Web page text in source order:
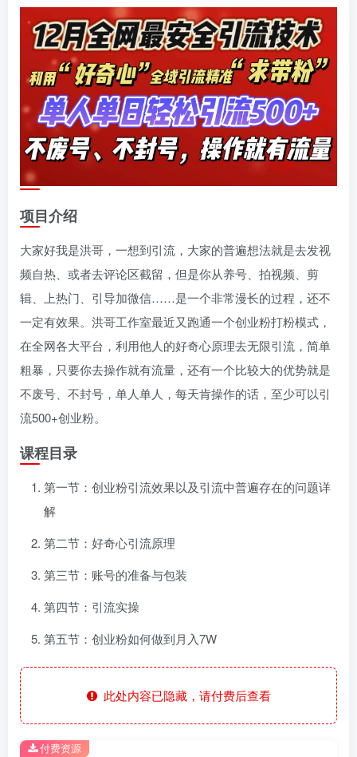
项目介绍
大家好我是洪哥，一想到引流，大家的普遍想法就是去发视
频自热、或者去评论区截留，但是你从养号、拍视频、剪
辑、上热门、引导加微信……是一个非常漫长的过程，还不
一定有效果。洪哥工作室最近又跑通一个创业粉打粉模式，
在全网各大平台，利用他人的好奇心原理去无限引流，简单
粗暴，只要你去操作就有流量，还有一个比较大的优势就是
不废号、不封号，单人单人，每天肯操作的话，至少可以引
流500+创业粉。
课程目录
第一节：创业粉引流效果以及引流中普遍存在的问题详
解
第二节：好奇心引流原理
第三节：账号的准备与包装
第四节：引流实操
第五节：创业粉如何做到月入7W
此处内容已隐藏，请付费后查看
付费资源